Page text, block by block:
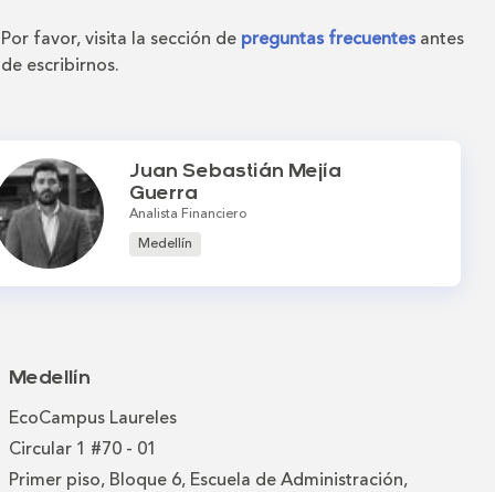
Por favor, visita la sección de preguntas frecuentes antes
de escribirnos.
Juan Sebastián Mejía
Guerra
Analista Financiero
Medellín
Medellín
EcoCampus Laureles
Circular 1 #70 - 01
Primer piso, Bloque 6, Escuela de Administración,